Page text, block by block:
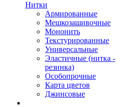
Нитки
Армированные
Мешкозашивочные
Мононить
Текстурированные
Универсальные
Эластичные (нитка -
резинка)
Особопрочные
Карта цветов
Джинсовые